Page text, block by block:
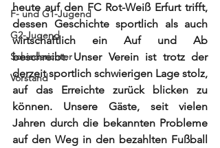
F- und G1-Jugend
G2-Jugend
Schiedsrichter
Vorstand
heute auf den FC Rot-Weiß Erfurt trifft,
dessen Geschichte sportlich als auch
wirtschaftlich ein Auf und Ab
beschreibt. Unser Verein ist trotz der
derzeit sportlich schwierigen Lage stolz,
auf das Erreichte zurück blicken zu
können. Unsere Gäste, seit vielen
Jahren durch die bekannten Probleme
auf den Weg in den bezahlten Fußball